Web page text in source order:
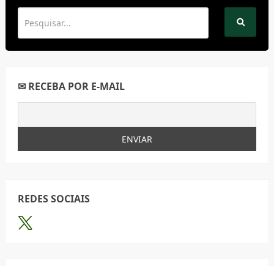
✉ RECEBA POR E-MAIL
REDES SOCIAIS